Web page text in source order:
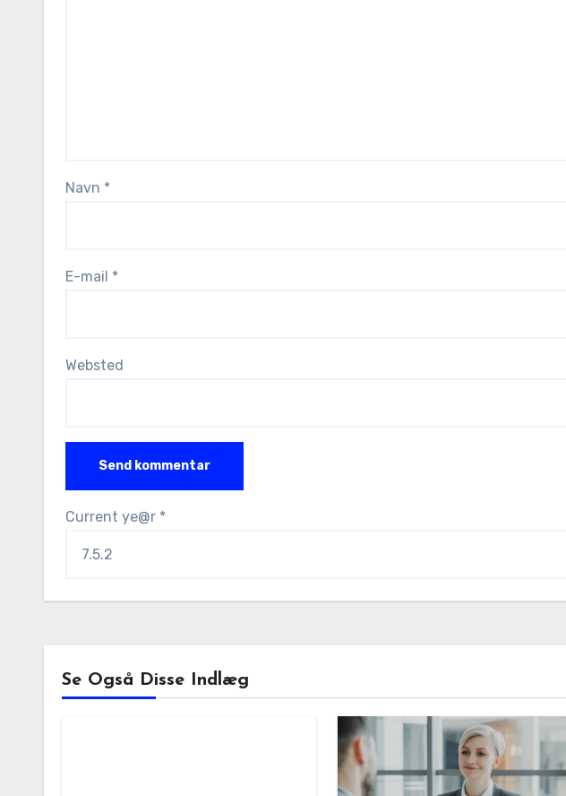
Navn *
E-mail *
Websted
Current ye@r *
Se Også Disse Indlæg